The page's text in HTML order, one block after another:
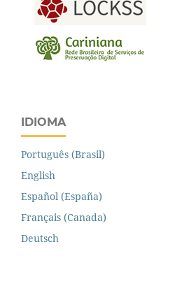
IDIOMA
Português (Brasil)
English
Español (España)
Français (Canada)
Deutsch